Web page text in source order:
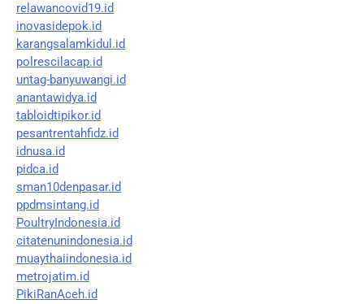
relawancovid19.id
inovasidepok.id
karangsalamkidul.id
polrescilacap.id
untag-banyuwangi.id
anantawidya.id
tabloidtipikor.id
pesantrentahfidz.id
idnusa.id
pidca.id
sman10denpasar.id
ppdmsintang.id
PoultryIndonesia.id
citatenunindonesia.id
muaythaiindonesia.id
metrojatim.id
PikiRanAceh.id